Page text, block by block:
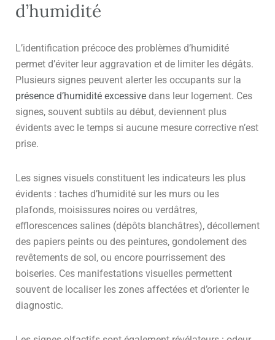
d’humidité
L’identification précoce des problèmes d’humidité
permet d’éviter leur aggravation et de limiter les dégâts.
Plusieurs signes peuvent alerter les occupants sur la
présence d’humidité excessive dans leur logement. Ces
signes, souvent subtils au début, deviennent plus
évidents avec le temps si aucune mesure corrective n’est
prise.
Les signes visuels constituent les indicateurs les plus
évidents : taches d’humidité sur les murs ou les
plafonds, moisissures noires ou verdâtres,
efflorescences salines (dépôts blanchâtres), décollement
des papiers peints ou des peintures, gondolement des
revêtements de sol, ou encore pourrissement des
boiseries. Ces manifestations visuelles permettent
souvent de localiser les zones affectées et d’orienter le
diagnostic.